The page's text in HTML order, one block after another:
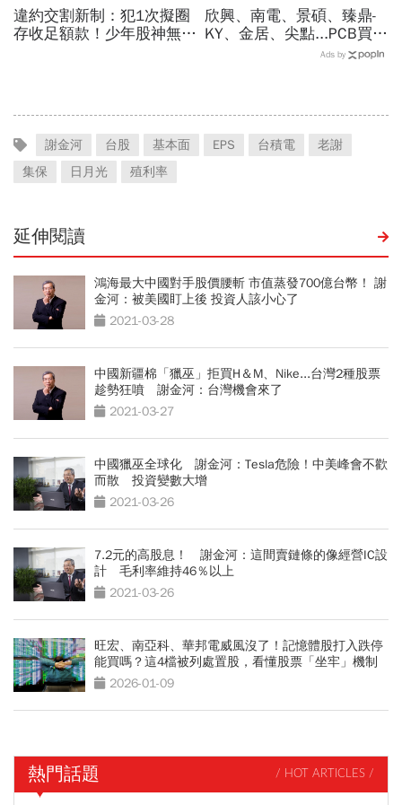
違約交割新制：犯1次擬圈
存收足額款！少年股神無本
欣興、南電、景碩、臻鼎-
KY、金居、尖點...PCB買誰
最賺？杜金龍點名「這檔」
Ads by
謝金河 台股 基本面 EPS 台積電
老謝
集保
日月光 殖利率
延伸閱讀
鴻海最大中國對手股價腰斬 市值蒸發700億台幣！ 謝
金河：被美國盯上後 投資人該小心了
2021-03-28
中國新疆棉「獵巫」拒買H＆M、Nike...台灣2種股票
趁勢狂噴 謝金河：台灣機會來了
2021-03-27
中國獵巫全球化 謝金河：Tesla危險！中美峰會不歡
而散 投資變數大增
2021-03-26
7.2元的高股息！ 謝金河：這間賣鏈條的像經營IC設
計 毛利率維持46％以上
2021-03-26
旺宏、南亞科、華邦電威風沒了！記憶體股打入跌停
能買嗎？這4檔被列處置股，看懂股票「坐牢」機制
2026-01-09
熱門話題 / HOT ARTICLES /